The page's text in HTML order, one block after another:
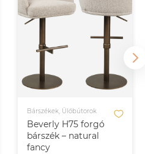
Beverly H75 forgó
bárszék – natural
fancy
Bárszékek, Ülőbútorok